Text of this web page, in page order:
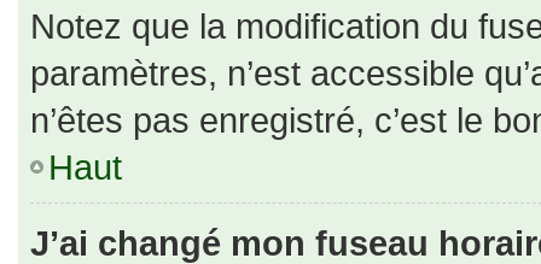
Notez que la modification du
paramètres, n’est accessible
n’êtes pas enregistré, c’est le
Haut
J’ai changé mon fuseau